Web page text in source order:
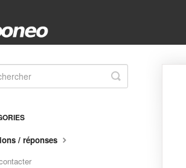
Toggle
Search
/ réponses